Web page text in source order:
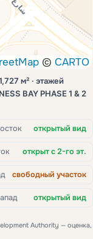
© CARTO
м² · этажей
BAY PHASE 1 & 2
открытый вид
открыт с 2-го эт.
свободный участок
открытый вид
Authority — оценка,